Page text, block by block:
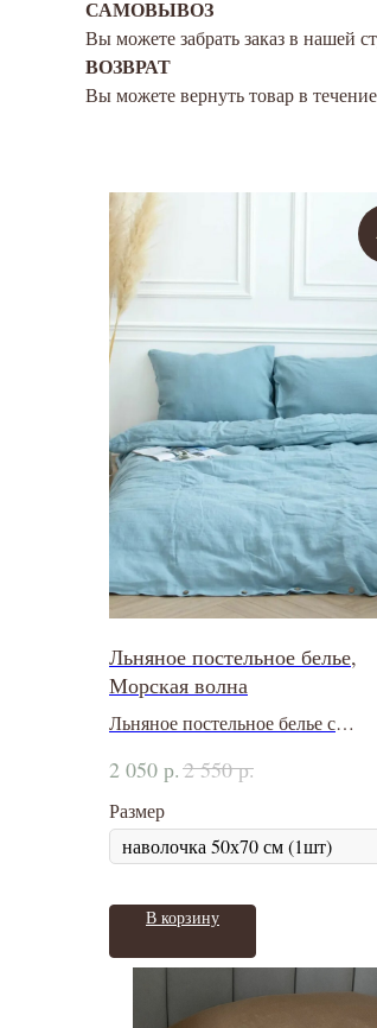
САМОВЫВОЗ
Вы можете забрать заказ в нашей
ВОЗВРАТ
Вы можете вернуть товар в
Льняное постельное белье,
Морская волна
Льняное постельное белье с
2 050 р. 2 550 р.
Размер
В корзину